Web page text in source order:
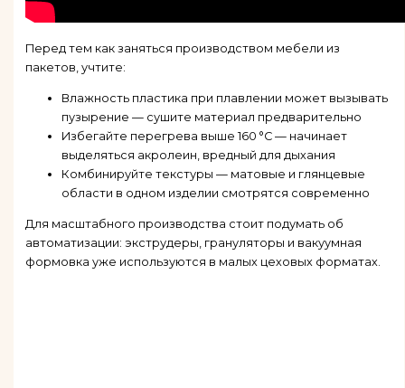
Перед тем как заняться производством мебели из
пакетов, учтите:
Влажность пластика при плавлении может вызывать
пузырение — сушите материал предварительно
Избегайте перегрева выше 160 °C — начинает
выделяться акролеин, вредный для дыхания
Комбинируйте текстуры — матовые и глянцевые
области в одном изделии смотрятся современно
Для масштабного производства стоит подумать об
автоматизации: экструдеры, грануляторы и вакуумная
формовка уже используются в малых цеховых форматах.